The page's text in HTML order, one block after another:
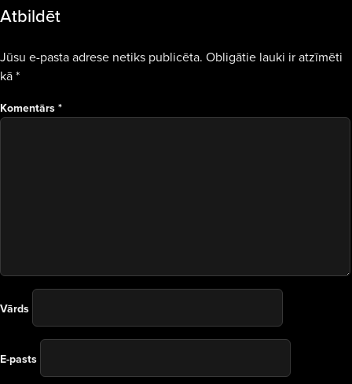
Atbildēt
Jūsu e-pasta adrese netiks publicēta. Obligātie lauki ir atzīmēti
kā*
Komentārs *
Vārds
E-pasts